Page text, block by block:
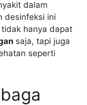
dalam
desinfeksi ini
hanya dapat
saja, tapi juga
seperti